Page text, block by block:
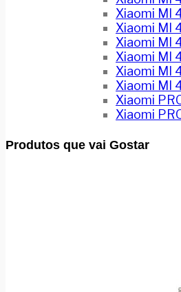
Xiaomi MI
Xiaomi MI
Xiaomi MI
Xiaomi MI
Xiaomi MI
Xiaomi MI
Xiaomi
Xiaomi
Produtos que vai Gostar